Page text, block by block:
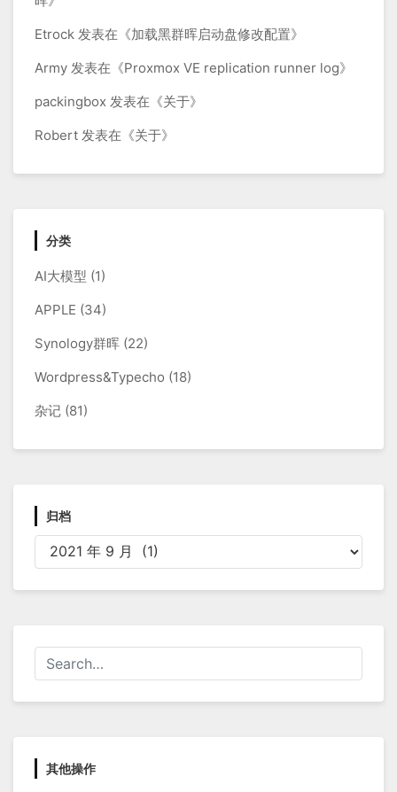
Etrock 发表在《加载黑群晖启动盘修改配置》
Army 发表在《Proxmox VE replication runner log》
packingbox 发表在《关于》
Robert 发表在《关于》
分类
AI大模型 (1)
APPLE (34)
Synology群晖 (22)
Wordpress&Typecho (18)
杂记 (81)
归档
档
其他操作